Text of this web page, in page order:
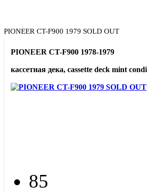
PIONEER CT-F900 1979 SOLD OUT
PIONEER CT-F900 1978-1979
кассетная дека, cassette deck mint
85